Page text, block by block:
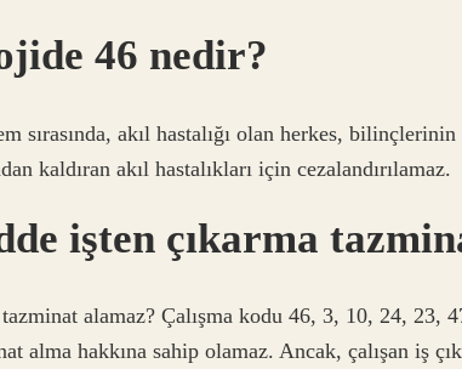
46 nedir?
sırasında, akıl hastalığı olan herkes,
kaldıran akıl hastalıkları için cezalandırılamaz.
işten çıkarma
alamaz? Çalışma kodu 46, 3, 10, 24, 23,
alma hakkına sahip olamaz. Ancak, çalışan iş